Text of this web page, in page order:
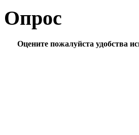
Опрос
Оцените пожалуйста удобства